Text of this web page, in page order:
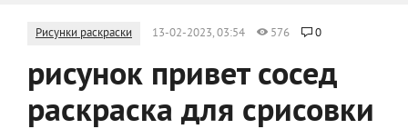
Рисунки раскраски 13-02-2023, 03:54 576 0
рисунок привет сосед
раскраска для срисовки